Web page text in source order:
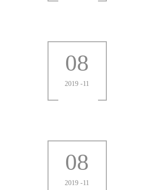
08
2019 -11
08
2019 -11